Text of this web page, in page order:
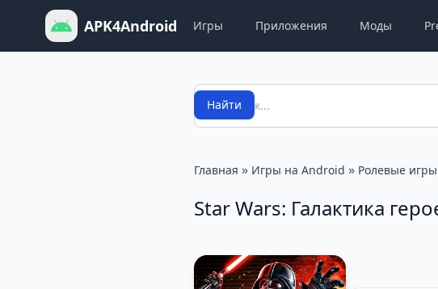
APK4Android Игры Приложения Моды
Поиск
Найти
Главная » Игры на Android » Ролевые игры
Star Wars: Галактика